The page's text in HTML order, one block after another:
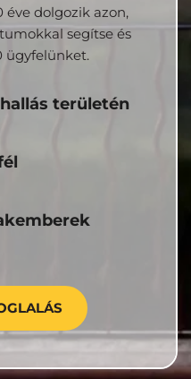
éve dolgozik azon,
segítse és
ügyfelünket.
területén